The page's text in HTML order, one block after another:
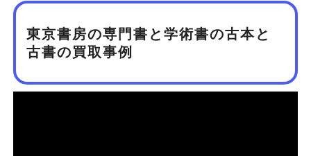
東京書房の専門書と学術書の古本と
古書の買取事例